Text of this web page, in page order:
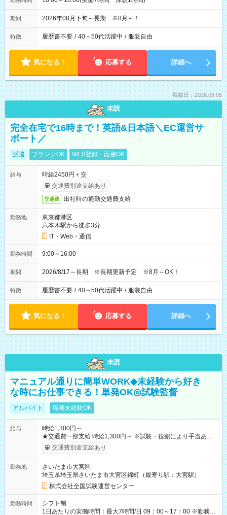
期間 2026年08月下旬～長期 ※8月～！
特徴 履歴書不要 / 40～50代活躍中 / 服装自由
気になる！ 応募する 詳細へ
掲載日：2026.08.05
未読
完全在宅で16時まで！英語&日本語＼EC運営サ
ポート／
派遣 ブランクOK WEB登録・面接OK
給与
時給2450円＋交
交通費別途支給あり
交通費 出社時の通勤交通費支給
勤務地
東京都港区
六本木駅から徒歩3分
IT・Web・通信
勤務時間 9:00～16:00
期間 2026/8/17～長期 ※長期更新予定 ※8月～OK！
特徴 履歴書不要 / 40～50代活躍中 / 服装自由
気になる！ 応募する 詳細へ
未読
マニュアル通りに簡単WORK◆未経験から好き
な時にお仕事できる！単発OK◎試験監督
アルバイト 職種未経験OK
給与
時給1,300円～
★交通費一部支給 時給1,300円～ ※試験・役割により手当あり
※勤務回数により昇給あり 【即給（前払い）オプションあ
り！】 希望される場合、勤務から1週間ほどで給与の一部を受け
例】 ・河合塾模擬試験 8:30～17:30（休憩1時間） 時給1,300円
×8時間＝日収10,400円＋交通費 ※当日の役割により時給＋100
円の場合あり ・国家試験 7:00～13:30（休憩なし） 時給1,300
円（役割手当＋100円）×6時間＝日収8,400円＋交通費 【試用期
間】試用期間なし
交通費別途支給あり
勤務地
さいたま市大宮区
埼玉県埼玉県さいたま市大宮区錦町（最寄り駅：大宮駅）
株式会社全国試験運営センター
勤務時間
シフト制
1日あたりの実働時間：最大7時間/日 09：00～17：00 ※勤務時